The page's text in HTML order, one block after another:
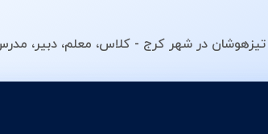
در شهر کرج - کلاس، معلم، دبیر،